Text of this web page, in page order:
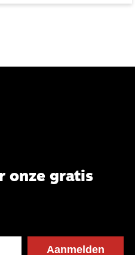
onze gratis